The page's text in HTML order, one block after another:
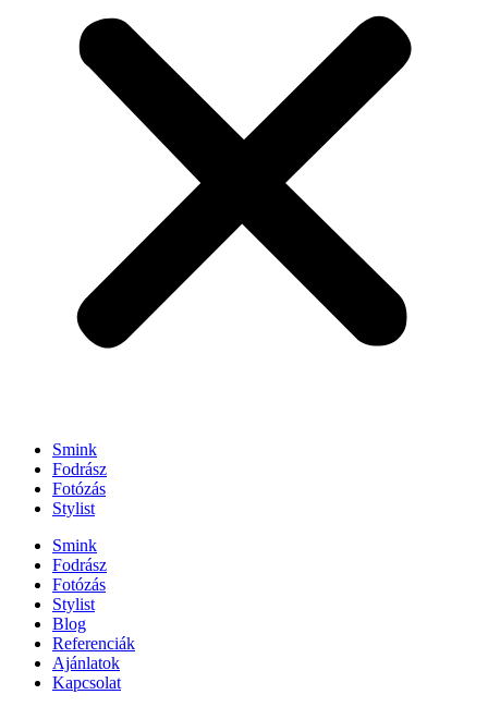
Smink
Fodrász
Fotózás
Stylist
Smink
Fodrász
Fotózás
Stylist
Blog
Referenciák
Ajánlatok
Kapcsolat